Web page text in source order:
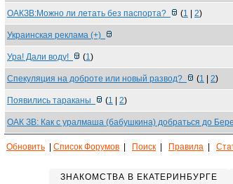
ОАКЗВ:Можно ли летать без паспорта? (1 2)
Украинская реклама (+)
Ура! Дали воду! (1)
Спекуляция на доброте или новый развод? (1 2)
Появились тараканы (1 2)
ОАК ЗВ: Как с уралмаша (бабушкина) добраться до
Обновить Список Форумов Поиск Правила
ЗНАКОМСТВА В ЕКАТЕРИНБУРГЕ